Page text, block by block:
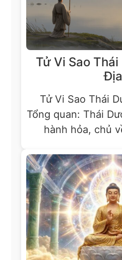
Tử Vi Sao
Địa
Tử Vi Sao Thái
Tổng quan: Thái
hành hỏa, chủ